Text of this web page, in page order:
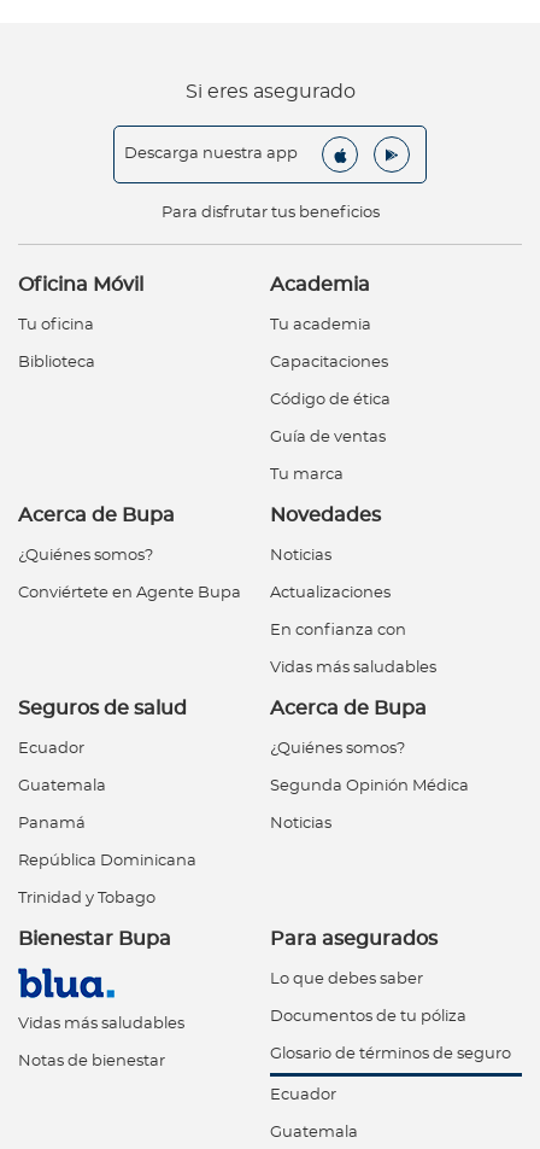
Si eres asegurado
Descarga nuestra app
Para disfrutar tus beneficios
Oficina Móvil
Tu oficina
Biblioteca
Academia
Tu academia
Capacitaciones
Código de ética
Guía de ventas
Tu marca
Acerca de Bupa
¿Quiénes somos?
Conviértete en Agente Bupa
Novedades
Noticias
Actualizaciones
En confianza con
Vidas más saludables
Seguros de salud
Ecuador
Guatemala
Panamá
República Dominicana
Trinidad y Tobago
Acerca de Bupa
¿Quiénes somos?
Segunda Opinión Médica
Noticias
Bienestar Bupa
Vidas más saludables
Notas de bienestar
Para asegurados
Lo que debes saber
Documentos de tu póliza
Glosario de términos de seguro
Ecuador
Guatemala